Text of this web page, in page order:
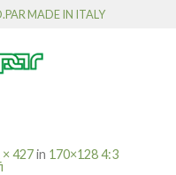
MADE IN ITALY
× 427in 170×128 4:3